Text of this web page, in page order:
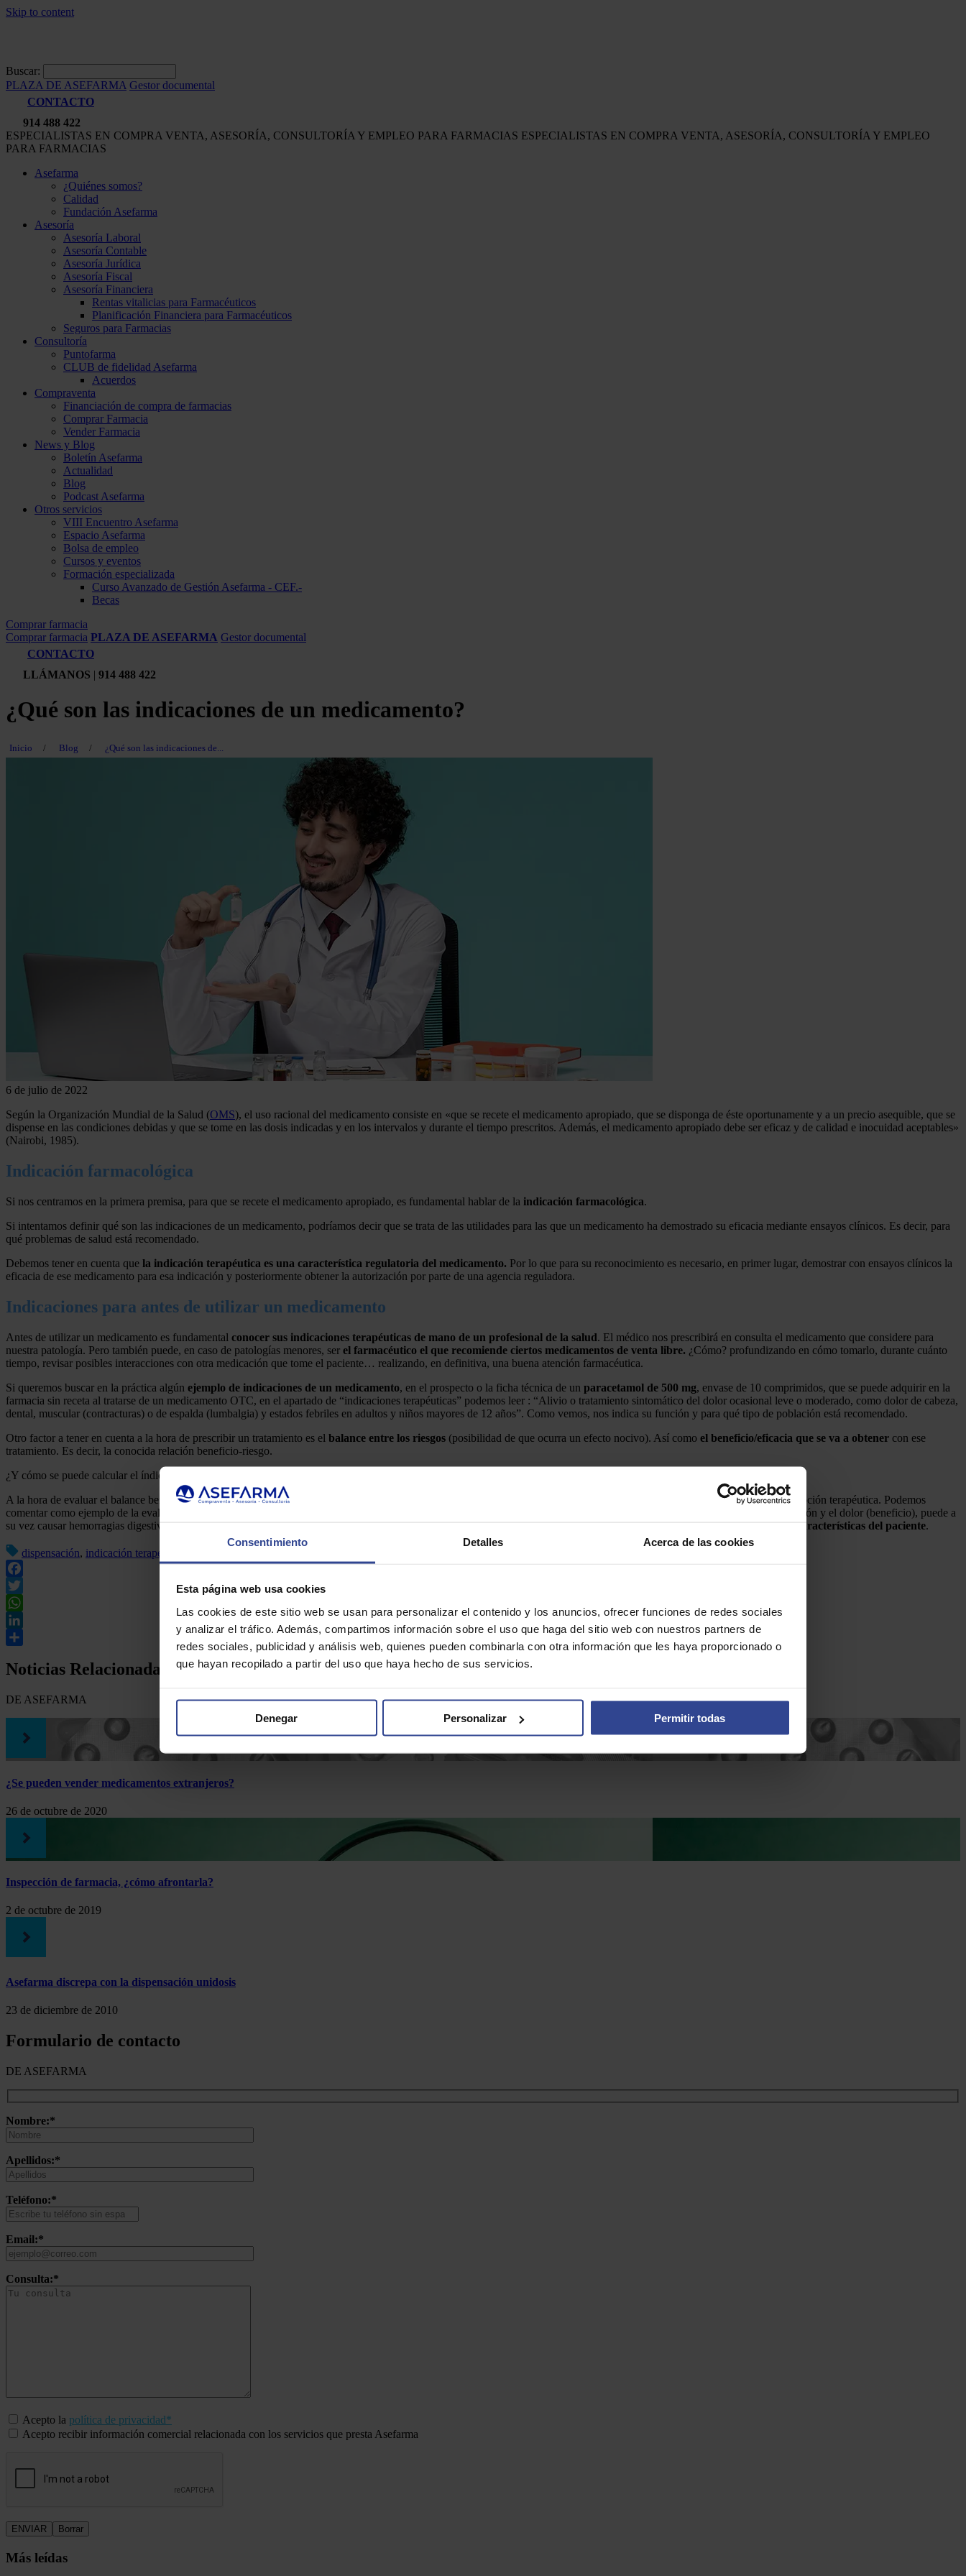
Consentimiento Detalles Acerca de las cookies
Esta página web usa cookies
Las cookies de este sitio web se usan para personalizar el contenido y los anuncios, ofrecer funciones de redes sociales
y analizar el tráfico. Además, compartimos información sobre el uso que haga del sitio web con nuestros partners de
redes sociales, publicidad y análisis web, quienes pueden combinarla con otra información que les haya proporcionado o
que hayan recopilado a partir del uso que haya hecho de sus servicios.
Denegar Personalizar Permitir todas
Skip to content
Buscar:
PLAZA DE ASEFARMA Gestor documental
CONTACTO
914 488 422
ESPECIALISTAS EN COMPRA VENTA, ASESORÍA, CONSULTORÍA Y EMPLEO PARA FARMACIAS ESPECIALISTAS EN COMPRA VENTA, ASESORÍA, CONSULTORÍA Y EMPLEO
PARA FARMACIAS
Asefarma
¿Quiénes somos?
Calidad
Fundación Asefarma
Asesoría
Asesoría Laboral
Asesoría Contable
Asesoría Jurídica
Asesoría Fiscal
Asesoría Financiera
Rentas vitalicias para Farmacéuticos
Planificación Financiera para Farmacéuticos
Seguros para Farmacias
Consultoría
Puntofarma
CLUB de fidelidad Asefarma
Acuerdos
Compraventa
Financiación de compra de farmacias
Comprar Farmacia
Vender Farmacia
News y Blog
Boletín Asefarma
Actualidad
Blog
Podcast Asefarma
Otros servicios
VIII Encuentro Asefarma
Espacio Asefarma
Bolsa de empleo
Cursos y eventos
Formación especializada
Curso Avanzado de Gestión Asefarma - CEF.-
Becas
Comprar farmacia
Comprar farmacia PLAZA DE ASEFARMA Gestor documental
CONTACTO
LLÁMANOS | 914 488 422
¿Qué son las indicaciones de un medicamento?
Inicio / Blog / ¿Qué son las indicaciones de...
6 de julio de 2022
Según la Organización Mundial de la Salud (OMS), el uso racional del medicamento consiste en «que se recete el medicamento apropiado, que se disponga de éste oportunamente y a un precio asequible, que se
dispense en las condiciones debidas y que se tome en las dosis indicadas y en los intervalos y durante el tiempo prescritos. Además, el medicamento apropiado debe ser eficaz y de calidad e inocuidad aceptables»
(Nairobi, 1985).
Indicación farmacológica
Si nos centramos en la primera premisa, para que se recete el medicamento apropiado, es fundamental hablar de la indicación farmacológica.
Si intentamos definir qué son las indicaciones de un medicamento, podríamos decir que se trata de las utilidades para las que un medicamento ha demostrado su eficacia mediante ensayos clínicos. Es decir, para
qué problemas de salud está recomendado.
Debemos tener en cuenta que la indicación terapéutica es una característica regulatoria del medicamento. Por lo que para su reconocimiento es necesario, en primer lugar, demostrar con ensayos clínicos la
eficacia de ese medicamento para esa indicación y posteriormente obtener la autorización por parte de una agencia reguladora.
Indicaciones para antes de utilizar un medicamento
Antes de utilizar un medicamento es fundamental conocer sus indicaciones terapéuticas de mano de un profesional de la salud. El médico nos prescribirá en consulta el medicamento que considere para
nuestra patología. Pero también puede, en caso de patologías menores, ser el farmacéutico el que recomiende ciertos medicamentos de venta libre. ¿Cómo? profundizando en cómo tomarlo, durante cuánto
tiempo, revisar posibles interacciones con otra medicación que tome el paciente… realizando, en definitiva, una buena atención farmacéutica.
Si queremos buscar en la práctica algún ejemplo de indicaciones de un medicamento, en el prospecto o la ficha técnica de un paracetamol de 500 mg, envase de 10 comprimidos, que se puede adquirir en la
farmacia sin receta al tratarse de un medicamento OTC, en el apartado de “indicaciones terapéuticas” podemos leer : “Alivio o tratamiento sintomático del dolor ocasional leve o moderado, como dolor de cabeza,
dental, muscular (contracturas) o de espalda (lumbalgia) y estados febriles en adultos y niños mayores de 12 años”. Como vemos, nos indica su función y para qué tipo de población está recomendado.
Otro factor a tener en cuenta a la hora de prescribir un tratamiento es el balance entre los riesgos (posibilidad de que ocurra un efecto nocivo). Así como el beneficio/eficacia que se va a obtener con ese
tratamiento. Es decir, la conocida relación beneficio-riesgo.
¿Y cómo se puede calcular el índice beneficio-riesgo de un medicamento?
A la hora de evaluar el balance beneficio-riesgo de un medicamento, el médico deberá revisar la
del paciente, tratamientos concomitantes… para elegir la mejor opción terapéutica. Podemos
comentar como ejemplo de la evaluación de ese equilibrio una prescripción muy frecuente, el tratamiento con AINEs. En este caso, un fármaco indicado para reducir la inflamación y el dolor (beneficio), puede a
su vez causar hemorragias digestivas o aumentar el riesgo cardiovascular (riesgo), lo que habrá que
analizar en profundidad a la hora de la prescripción en función de las características del paciente.
dispensación, indicación terapéutica
Facebook
Twitter
WhatsApp
LinkedIn
Noticias Relacionadas
DE ASEFARMA
¿Se pueden vender medicamentos extranjeros?
26 de octubre de 2020
Inspección de farmacia, ¿cómo afrontarla?
2 de octubre de 2019
Asefarma discrepa con la dispensación unidosis
23 de diciembre de 2010
Formulario de contacto
DE ASEFARMA
Nombre:*
Apellidos:*
Teléfono:*
Email:*
Consulta:*
Acepto la política de privacidad*
Acepto recibir información comercial relacionada con los servicios que presta Asefarma
Más leídas